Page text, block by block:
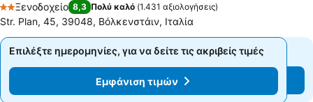
2 Αστέρια
Ξενοδοχείο 8,3 Πολύ καλό (1.431 αξιολογήσεις)
Str. Plan, 45, 39048, Βόλκενστάιν, Ιταλία
Επιλέξτε ημερομηνίες, για να δείτε τις ακριβείς τιμές
Εμφάνιση τιμών
Επιλέξτε ημερομηνίες, για να δείτε τις ακριβείς τιμές
Εμφάνιση τιμών